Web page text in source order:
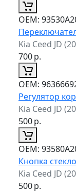
ОЕМ:
Kia Ceed JD
700р.
ОЕМ:
Регулятор
Kia Ceed JD
500р.
ОЕМ:
Кнопка
Kia Ceed JD
500р.